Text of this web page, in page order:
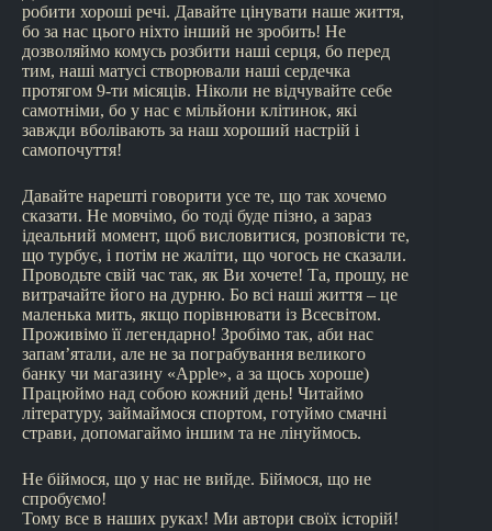
робити хороші речі. Давайте цінувати наше життя,
бо за нас цього ніхто інший не зробить! Не
дозволяймо комусь розбити наші серця, бо перед
тим, наші матусі створювали наші сердечка
протягом 9-ти місяців. Ніколи не відчувайте себе
самотніми, бо у нас є мільйони клітинок, які
завжди вболівають за наш хороший настрій і
самопочуття!
Давайте нарешті говорити усе те, що так хочемо
сказати. Не мовчімо, бо тоді буде пізно, а зараз
ідеальний момент, щоб висловитися, розповісти те,
що турбує, і потім не жаліти, що чогось не сказали.
Проводьте свій час так, як Ви хочете! Та, прошу, не
витрачайте його на дурню. Бо всі наші життя – це
маленька мить, якщо порівнювати із Всесвітом.
Проживімо її легендарно! Зробімо так, аби нас
запам’ятали, але не за пограбування великого
банку чи магазину «Apple», а за щось хороше)
Працюймо над собою кожний день! Читаймо
літературу, займаймося спортом, готуймо смачні
страви, допомагаймо іншим та не лінуймось.
Не біймося, що у нас не вийде. Біймося, що не
спробуємо!
Тому все в наших руках! Ми автори своїх історій!